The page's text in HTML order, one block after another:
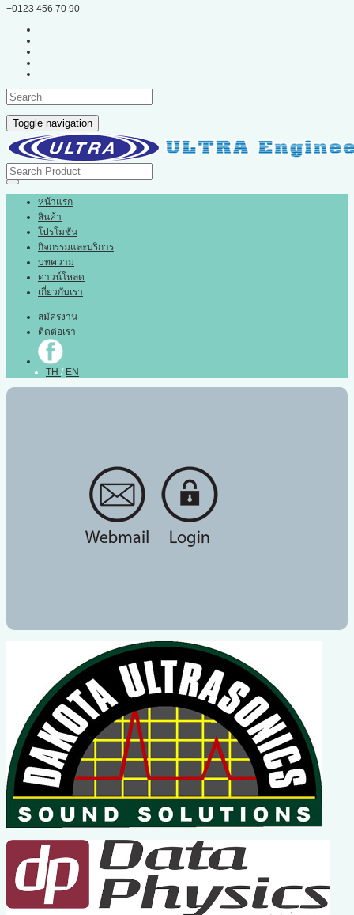
+0123 456 70 90
Toggle navigation
หน้าแรก
สินค้า
โปรโมชั่น
กิจกรรมและบริการ
บทความ
ดาวน์โหลด
เกี่ยวกับเรา
สมัครงาน
ติดต่อเรา
TH / EN